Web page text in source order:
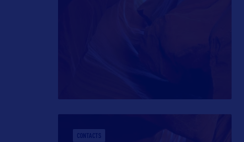
CONTACTS